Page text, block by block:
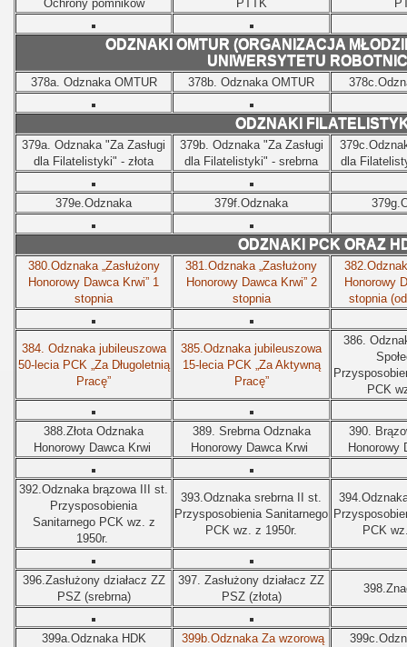
Ochrony pomników
PTTK
ODZNAKI OMTUR (ORGANIZACJA
UNIWERSYTETU
378a. Odznaka OMTUR 378b. Odznaka OMTUR
ODZNAKI
379a. Odznaka "Za Zasługi
dla Filatelistyki" - złota
379b. Odznaka "Za Zasługi
dla Filatelistyki" - srebrna
379c.
dla
379e.Odznaka 379f.Odznaka
ODZNAKI PCK ORAZ
380.Odznaka „Zasłużony
Honorowy Dawca Krwi” 1
stopnia
381.Odznaka „Zasłużony
Honorowy Dawca Krwi” 2
stopnia
Honorowy
stopnia
384. Odznaka jubileuszowa
50-lecia PCK „Za Długoletnią
Pracę”
385.Odznaka jubileuszowa
15-lecia PCK „Za Aktywną
Pracę”
386.
PCK
388.Złota Odznaka
Honorowy Dawca Krwi
389. Srebrna Odznaka
Honorowy Dawca Krwi
390.
Honorowy
392.Odznaka brązowa III st.
Przysposobienia
Sanitarnego PCK wz. z
1950r.
393.Odznaka srebrna II st.
Przysposobienia Sanitarnego
PCK wz. z 1950r.
PCK
396.Zasłużony działacz ZZ
PSZ (srebrna)
397. Zasłużony działacz ZZ
PSZ (złota)
399a.Odznaka HDK
399b.Odznaka Za wzorową